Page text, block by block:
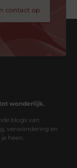
contact op
wonderlijk.
blogs van
verwondering en
heen.